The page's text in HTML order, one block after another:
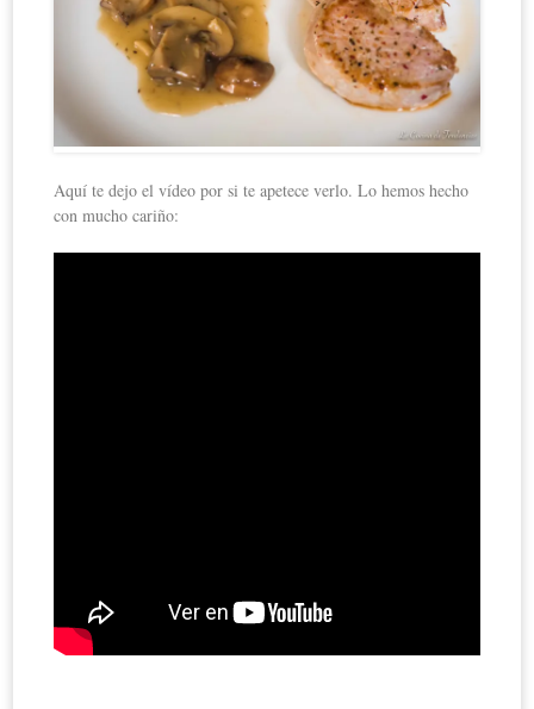
Aquí te dejo el vídeo por si te apetece verlo. Lo hemos hecho
con mucho cariño: